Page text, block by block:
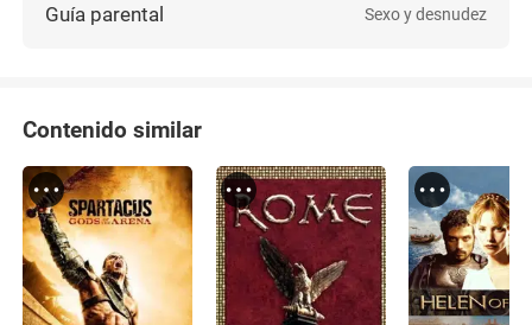
Guía parental Sexo y desnudez
Contenido similar